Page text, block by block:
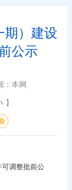
期）建设
公示
： 本网
】
调整批前公